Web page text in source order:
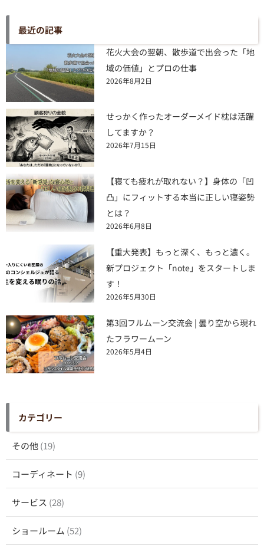
最近の記事
花火大会の翌朝、散歩道で出会った「地
域の価値」とプロの仕事
2026年8月2日
せっかく作ったオーダーメイド枕は活躍
してますか？
2026年7月15日
【寝ても疲れが取れない？】身体の「凹
凸」にフィットする本当に正しい寝姿勢
とは？
2026年6月8日
【重大発表】もっと深く、もっと濃く。
新プロジェクト「note」をスタートしま
す！
2026年5月30日
第3回フルムーン交流会 | 曇り空から現れ
たフラワームーン
2026年5月4日
カテゴリー
その他(19)
コーディネート (9)
サービス (28)
ショールーム (52)